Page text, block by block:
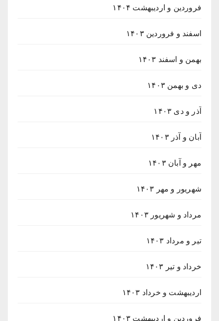
فروردین و اردیبهشت ۱۴۰۴
اسفند و فروردین ۱۴۰۳
بهمن و اسفند ۱۴۰۳
دی و بهمن ۱۴۰۳
آذر و دی ۱۴۰۳
آبان و آذر ۱۴۰۳
مهر و آبان ۱۴۰۳
شهریور و مهر ۱۴۰۳
مرداد و شهریور ۱۴۰۳
تیر و مرداد ۱۴۰۳
خرداد و تیر ۱۴۰۳
اردیبهشت و خرداد ۱۴۰۳
فروردین و اردیبهشت ۱۴۰۳